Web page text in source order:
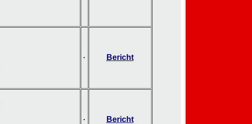
Bericht
Bericht